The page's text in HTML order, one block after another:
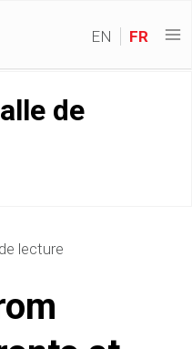
EN FR
de
lecture